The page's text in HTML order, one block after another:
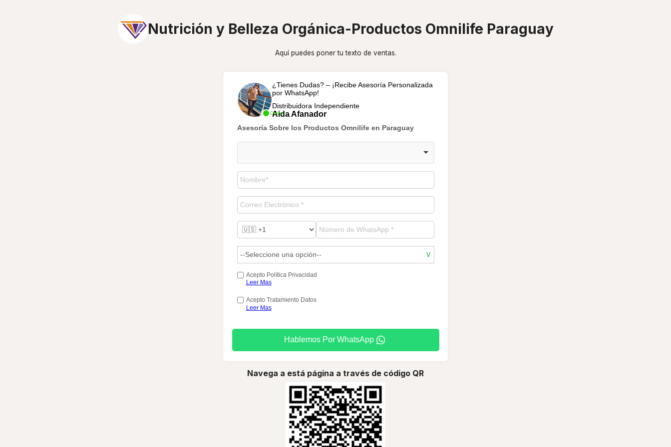
Nutrición y Belleza Orgánica-Productos Omnilife Paraguay
Aquí puedes poner tu texto de ventas.
Online
¿Tienes Dudas? – ¡Recibe Asesoría Personalizada
por WhatsApp!
Distribuidora Independiente
Aida Afanador
Asesoría Sobre los Productos Omnilife en Paraguay
Acepto Política Privacidad
Leer Mas
Acepto Tratamiento Datos
Leer Mas
Hablemos Por WhatsApp
Navega a está página a través de código QR